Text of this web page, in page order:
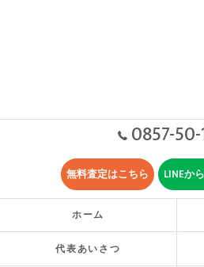
0857-
無料査定はこちら LINEか
ホーム
代表あいさつ